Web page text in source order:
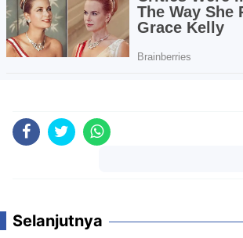
Selanjutnya